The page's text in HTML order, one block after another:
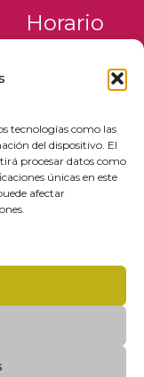
tecnologías como las
del dispositivo. El
procesar datos como
únicas en este
afectar
Horario
de 09:00 a 18:00
Domingos
de 12:00 a 17:00
los derechos